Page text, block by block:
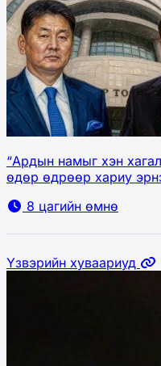
“Ардын намыг хэн
өдөр өдрөөр хариу
8 цагийн өмнө
Үзвэрийн хуваариуд